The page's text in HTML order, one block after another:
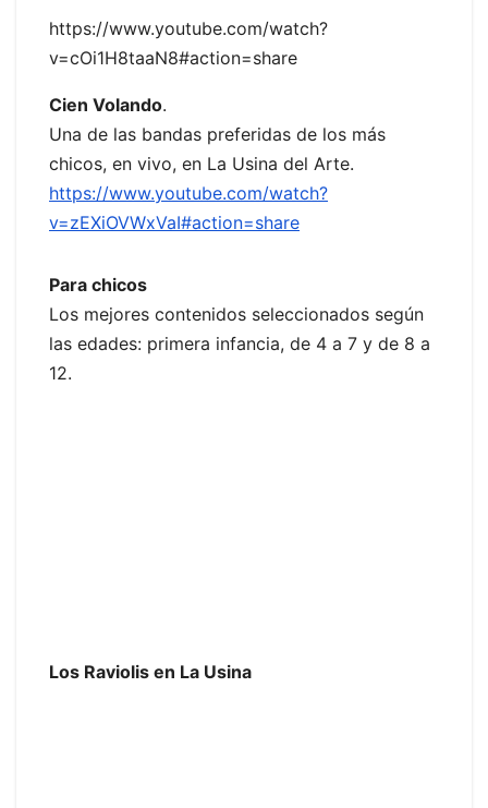
https://www.youtube.com/watch?
v=cOi1H8taaN8#action=share
Cien Volando.
Una de las bandas preferidas de los más
chicos, en vivo, en La Usina del Arte.
https://www.youtube.com/watch?
v=zEXiOVWxVaI#action=share
Para chicos
Los mejores contenidos seleccionados según
las edades: primera infancia, de 4 a 7 y de 8 a
12.
Los Raviolis en La Usina